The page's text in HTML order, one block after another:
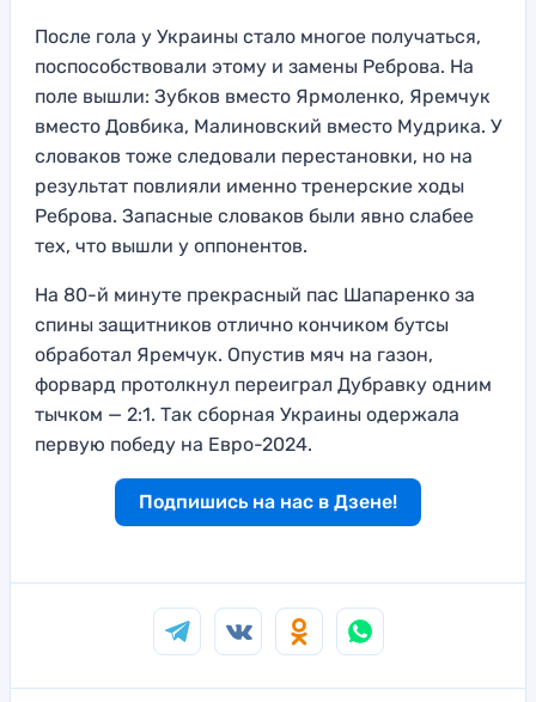
После гола у Украины стало многое получаться,
поспособствовали этому и замены Реброва. На
поле вышли: Зубков вместо Ярмоленко, Яремчук
вместо Довбика, Малиновский вместо Мудрика. У
словаков тоже следовали перестановки, но на
результат повлияли именно тренерские ходы
Реброва. Запасные словаков были явно слабее
тех, что вышли у оппонентов.
На 80-й минуте прекрасный пас Шапаренко за
спины защитников отлично кончиком бутсы
обработал Яремчук. Опустив мяч на газон,
форвард протолкнул переиграл Дубравку одним
тычком — 2:1. Так сборная Украины одержала
первую победу на Евро-2024.
Подпишись на нас в Дзене!